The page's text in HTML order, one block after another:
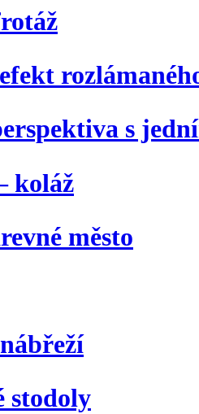
s
koláž
město
stodoly